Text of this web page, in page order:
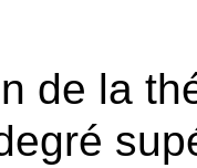
de la